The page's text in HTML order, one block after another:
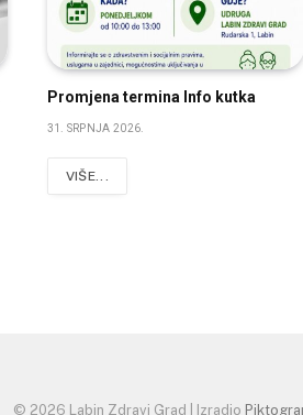
Promjena termina Info kutka
31. SRPNJA 2026.
VIŠE...
© 2026 Labin Zdravi Grad | Izradio